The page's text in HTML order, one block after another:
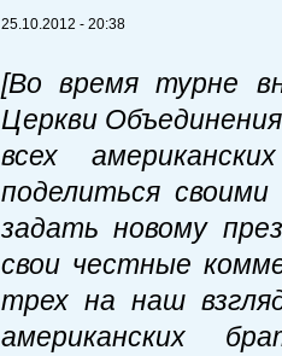
25.10.2012 - 20:38
[Во время турне
Церкви
всех
поделиться
задать новому
свои честные
трех на наш
американских